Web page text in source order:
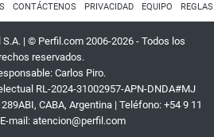
CONTÁCTENOS PRIVACIDAD EQUIPO
| © Perfil.com 2006-2026 - Todos los
reservados.
Carlos Piro.
RL-2024-31002957-APN-DNDA#MJ
, CABA, Argentina | Teléfono: +54 9 11
mail:atencion@perfil.com